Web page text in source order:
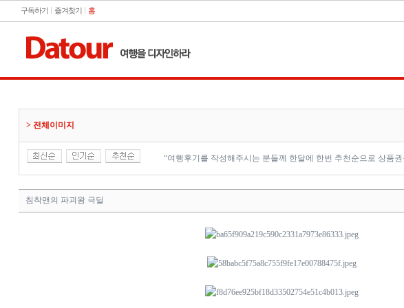
구독하기 즐겨찾기 홈
> 전체이미지
“여행후기를 작성해주시는 분들께 한달에 한번 추천순으로 상품
침착맨의 파괴왕 극딜